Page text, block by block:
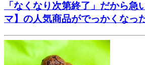
「なくなり次第終了」だから急
マ】の人気商品がでっかくなっ